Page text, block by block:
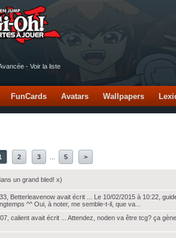
- Voir la liste
FunCards Avatars Wallpapers
2 3 5 >
un grand bled! x)
Betterleavenow avait écrit ... Le 10/02/2015 à 10:22,
^^ Oui, à noter, me semble-t-il, que va...
calient avait écrit ... Attendez, noden va être tcg? ça